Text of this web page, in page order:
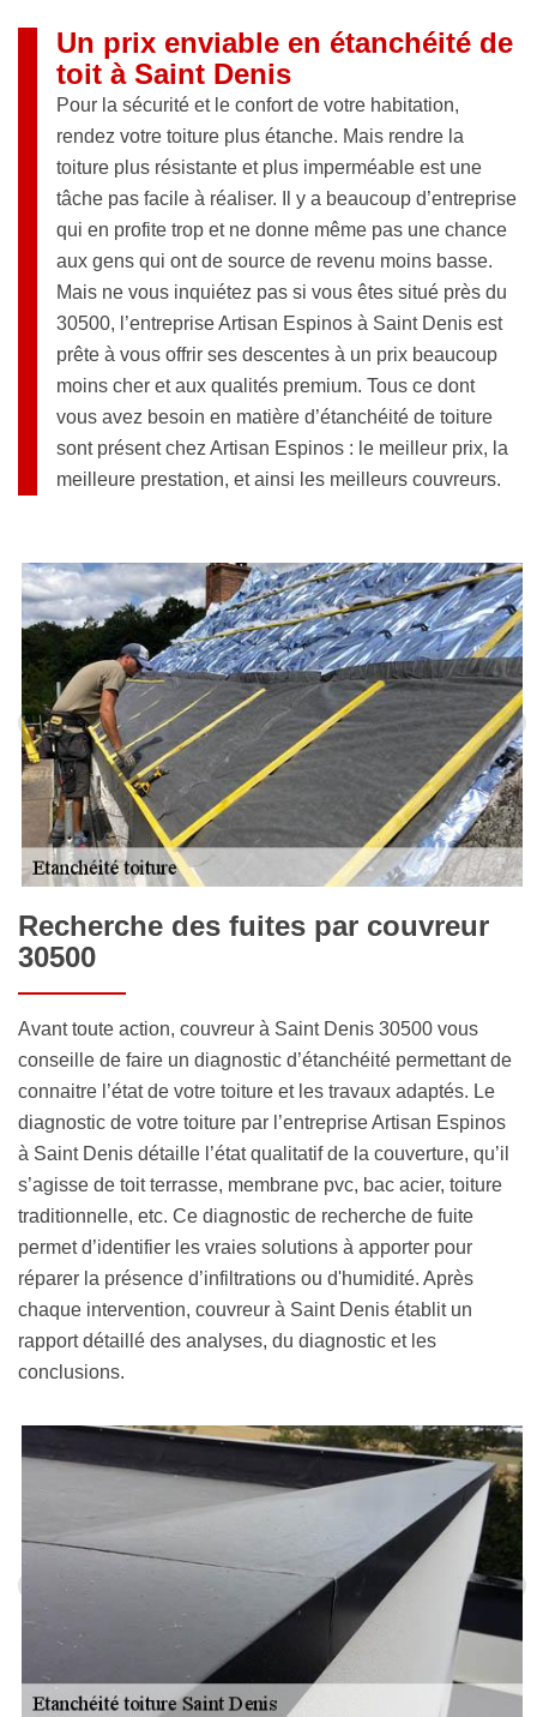
Un prix enviable en étanchéité de
toit à Saint Denis
Pour la sécurité et le confort de votre habitation,
rendez votre toiture plus étanche. Mais rendre la
toiture plus résistante et plus imperméable est une
tâche pas facile à réaliser. Il y a beaucoup d’entreprise
qui en profite trop et ne donne même pas une chance
aux gens qui ont de source de revenu moins basse.
Mais ne vous inquiétez pas si vous êtes situé près du
30500, l’entreprise Artisan Espinos à Saint Denis est
prête à vous offrir ses descentes à un prix beaucoup
moins cher et aux qualités premium. Tous ce dont
vous avez besoin en matière d’étanchéité de toiture
sont présent chez Artisan Espinos : le meilleur prix, la
meilleure prestation, et ainsi les meilleurs couvreurs.
Recherche des fuites par couvreur
30500
Avant toute action, couvreur à Saint Denis 30500 vous
conseille de faire un diagnostic d’étanchéité permettant de
connaitre l’état de votre toiture et les travaux adaptés. Le
diagnostic de votre toiture par l’entreprise Artisan Espinos
à Saint Denis détaille l’état qualitatif de la couverture, qu’il
s’agisse de toit terrasse, membrane pvc, bac acier, toiture
traditionnelle, etc. Ce diagnostic de recherche de fuite
permet d’identifier les vraies solutions à apporter pour
réparer la présence d’infiltrations ou d'humidité. Après
chaque intervention, couvreur à Saint Denis établit un
rapport détaillé des analyses, du diagnostic et les
conclusions.